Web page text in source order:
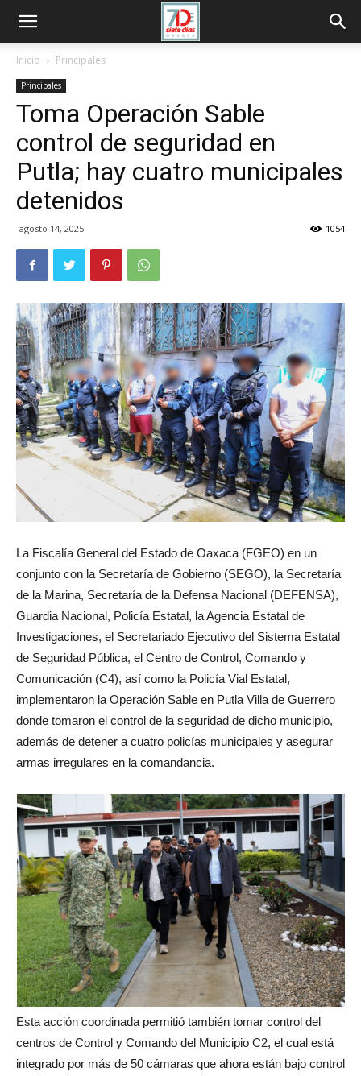
Inicio Principales
Principales
Toma Operación Sable
control de seguridad en
Putla; hay cuatro municipales
detenidos
agosto 14, 2025 1054
La Fiscalía General del Estado de Oaxaca (FGEO) en un
conjunto con la Secretaría de Gobierno (SEGO), la Secretaría
de la Marina, Secretaría de la Defensa Nacional (DEFENSA),
Guardia Nacional, Policía Estatal, la Agencia Estatal de
Investigaciones, el Secretariado Ejecutivo del Sistema Estatal
de Seguridad Pública, el Centro de Control, Comando y
Comunicación (C4), así como la Policía Vial Estatal,
implementaron la Operación Sable en Putla Villa de Guerrero
donde tomaron el control de la seguridad de dicho municipio,
además de detener a cuatro policías municipales y asegurar
armas irregulares en la comandancia.
Esta acción coordinada permitió también tomar control del
centros de Control y Comando del Municipio C2, el cual está
integrado por más de 50 cámaras que ahora están bajo control